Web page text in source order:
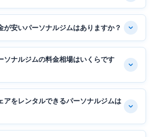
が安いパーソナルジムはありますか？
ソナルジムの料金相場はいくらです
アをレンタルできるパーソナルジムは